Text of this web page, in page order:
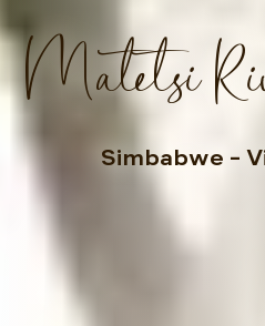
Matetsi
Simbabwe –